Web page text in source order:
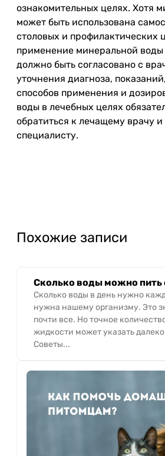
ознакомительных целях. Хотя
может быть использована
столовых и профилактических
применение минеральной воды
должно быть согласовано с
уточнения диагноза,
способов применения и
воды в лечебных целях
обратиться к лечащему врачу
специалисту.
Похожие записи
Сколько воды можно
Сколько воды в день нужно
нужна нашему организму. Это
почти все. Но точное
жидкости может указать
Советы...